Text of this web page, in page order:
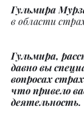
Гульмира
в области
Гульмира,
давно вы
вопросах
что привело
деятельность.